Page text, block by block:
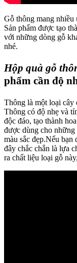
Gỗ thông mang nhiều
Sản phẩm được tạo
với những dòng gỗ
nhé.
Hộp quà gỗ
phẩm cần độ
Thông là một loại cây
Thông có độ nhẹ và
độc đáo, tạo thành
được dùng cho những
màu sắc đẹp.Nếu
đây chắc chắn là lựa
ra chất liệu loại gỗ